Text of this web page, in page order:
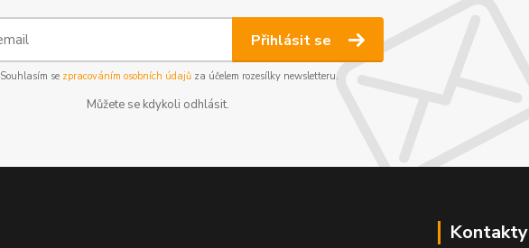
Přihlásit se
Souhlasím se zpracováním osobních údajůza účelem rozesílky newsletteru.
Můžete se kdykoli odhlásit.
Kontakty